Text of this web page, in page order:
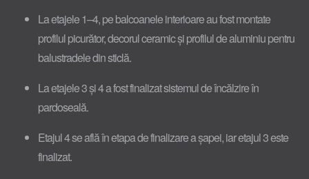
La etajele 1–4, pe balcoanele interioare au fost montate
profilul picurător, decorul ceramic și profilul de aluminiu pentru
balustradele din sticlă.
La etajele 3 și 4 a fost finalizat sistemul de încălzire în
pardoseală.
Etajul 4 se află în etapa de finalizare a șapei, iar etajul 3 este
finalizat.